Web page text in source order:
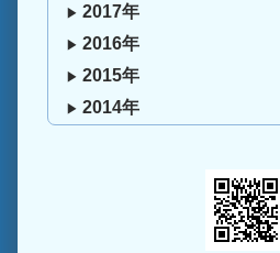
2017年
2016年
2015年
2014年